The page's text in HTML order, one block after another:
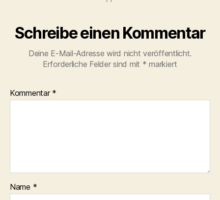
Schreibe einen Kommentar
Deine E-Mail-Adresse wird nicht veröffentlicht.
Erforderliche Felder sind mit * markiert
Kommentar *
Name *